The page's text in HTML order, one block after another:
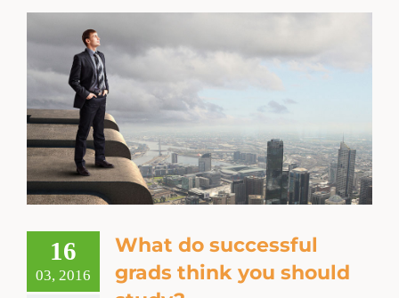
16
03, 2016
What do successful
grads think you should